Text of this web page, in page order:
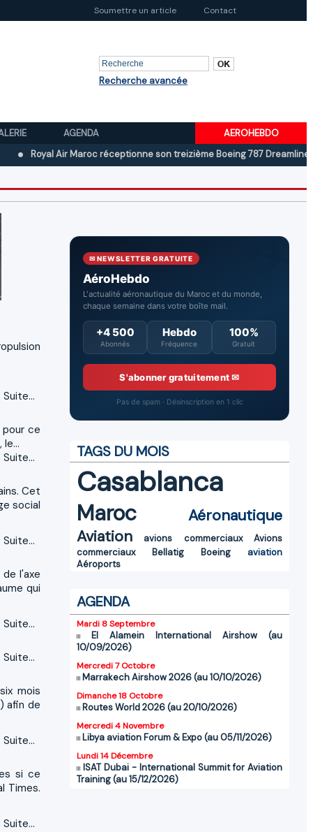
Soumettre un article Contact
Recherche avancée
AGENDA
AEROHEBDO
Air Maroc réceptionne son treizième Boeing 787 Dreamliner
Boeing
Suite...
pour ce
Suite...
Cet
social
Suite...
l'axe
qui
Suite...
Suite...
mois
afin de
Suite...
si ce
Times.
Suite...
✉ NEWSLETTER GRATUITE
AéroHebdo
L'actualité aéronautique du Maroc et du monde,
chaque semaine dans votre boîte mail.
+4 500
Abonnés
Hebdo
Fréquence
100%
Gratuit
S'abonner gratuitement ✉
Pas de spam · Désinscription en 1 clic
TAGS DU MOIS
Casablanca
Maroc
Aéronautique
Aviation
avions commerciaux
Avions
commerciaux
Bellatig Boeing
aviation
Aéroports
AGENDA
Mardi 8 Septembre
El Alamein International Airshow (au
10/09/2026)
Mercredi 7 Octobre
Marrakech Airshow 2026 (au 10/10/2026)
Dimanche 18 Octobre
Routes World 2026 (au 20/10/2026)
Mercredi 4 Novembre
Libya aviation Forum & Expo (au 05/11/2026)
Lundi 14 Décembre
ISAT Dubai - International Summit for Aviation
Training (au 15/12/2026)